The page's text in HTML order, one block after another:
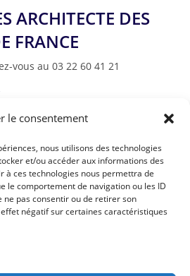
le consentement
nous utilisons des technologies
et/ou accéder aux informations des
à ces technologies nous permettra de
le comportement de navigation ou les ID
ne pas consentir ou de retirer son
négatif sur certaines caractéristiques
ARCHITECTE DES
FRANCE
vous au 03 22 60 41 21
des énergies
des énergies renouvelables
des projets dans les territoires,
») fait de la planification…